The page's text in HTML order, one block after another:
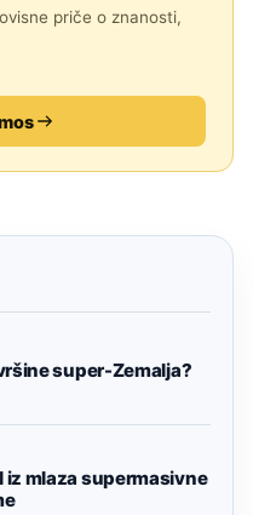
priče o znanosti,
super-Zemalja?
mlaza supermasivne